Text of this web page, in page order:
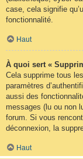
case, cela signifie
fonctionnalité.
Haut
À quoi sert «
Cela supprime tous
paramètres
aussi des
messages (lu ou non
forum. Si vous
déconnexion, la
Haut